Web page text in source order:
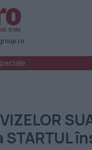
STARTUL